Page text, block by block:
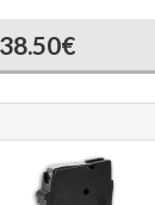
38.50€